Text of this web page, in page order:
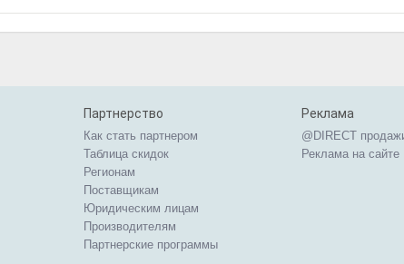
Партнерство
Как стать партнером
Таблица скидок
Регионам
Поставщикам
Юридическим лицам
Производителям
Партнерские программы
Реклама
@DIRECT
Реклама на сайте